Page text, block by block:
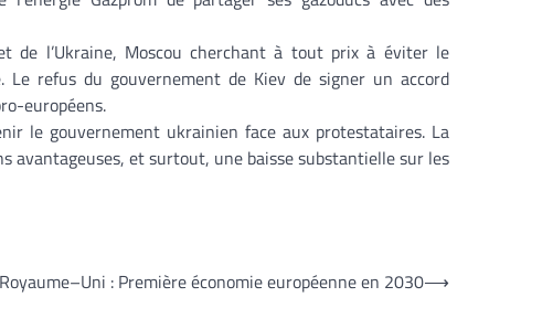
de l’Ukraine, Moscou cherchant à tout prix à éviter le
Le refus du gouvernement de Kiev de signer un accord
européens.
le gouvernement ukrainien face aux protestataires. La
avantageuses, et surtout, une baisse substantielle sur les
Royaume–Uni : Première économie européenne en 2030⟶